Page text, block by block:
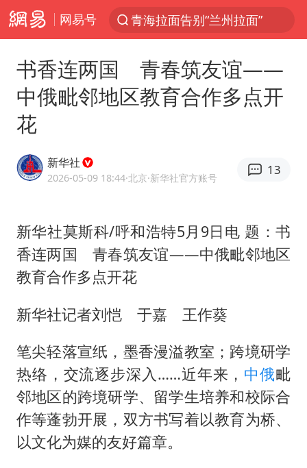
网易号
青海拉面告别“兰州拉面”
U17国足三战全胜
青海海西州茫崖市发生3.1级地震
巡查组提问 工作人员偷用手机查答案
多地要求领导干部带头休假
台风白海豚进入48小时警戒线
首次证实！“胶球”存在
民警发现救助的拾荒老人是逃犯
书香连两国 青春筑友谊——
中俄毗邻地区教育合作多点开
花
新华社
2026-05-09 18:44·北京·新华社官方账号
13
新华社莫斯科/呼和浩特5月9日电 题：书
香连两国 青春筑友谊——中俄毗邻地区
教育合作多点开花
新华社记者刘恺 于嘉 王作葵
笔尖轻落宣纸，墨香漫溢教室；跨境研学
热络，交流逐步深入……近年来， 中俄毗
邻地区的跨境研学、留学生培养和校际合
作等蓬勃开展，双方书写着以教育为桥、
以文化为媒的友好篇章。